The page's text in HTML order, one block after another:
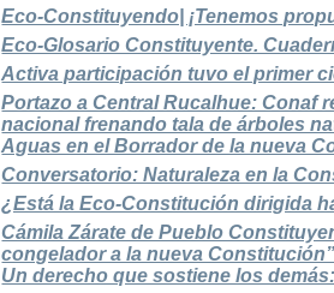
Eco-Constituyendo| ¡Tenemos
Eco-Glosario Constituyente.
Activa participación tuvo el primer
Portazo a Central Rucalhue: Conaf
nacional frenando tala de árboles
Aguas en el Borrador de la nueva
Conversatorio: Naturaleza en la
¿Está la Eco-Constitución dirigida
Cámila Zárate de Pueblo
congelador a la nueva Constitución”
Un derecho que sostiene los